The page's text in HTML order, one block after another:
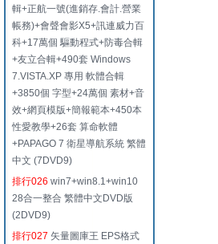
輯+正航一號(進銷存.會計.營業
帳務)+會聲會影X5+訊連威力百
科+17萬個 驅動程式+防毒合輯
+友立合輯+490套 Windows
7.VISTA.XP 專用 軟體合輯
+3850個 字型+24萬個 素材+音
效+網頁模版+簡報範本+450本
性愛教學+26套 算命軟體
+PAPAGO 7 衛星導航系統 繁體
中文 (7DVD9)
排行026 win7+win8.1+win10
28合一整合 繁體中文DVD版
(2DVD9)
排行027 矢量圖庫王 EPS格式